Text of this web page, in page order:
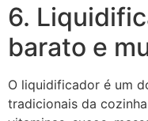
6.
barato e
O liquidificador é um
tradicionais da